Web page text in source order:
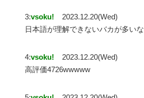
3:vsoku!
2023.12.20(Wed)
日本語が理解できないバカが多いな
4:vsoku!
2023.12.20(Wed)
高評価4726wwwww